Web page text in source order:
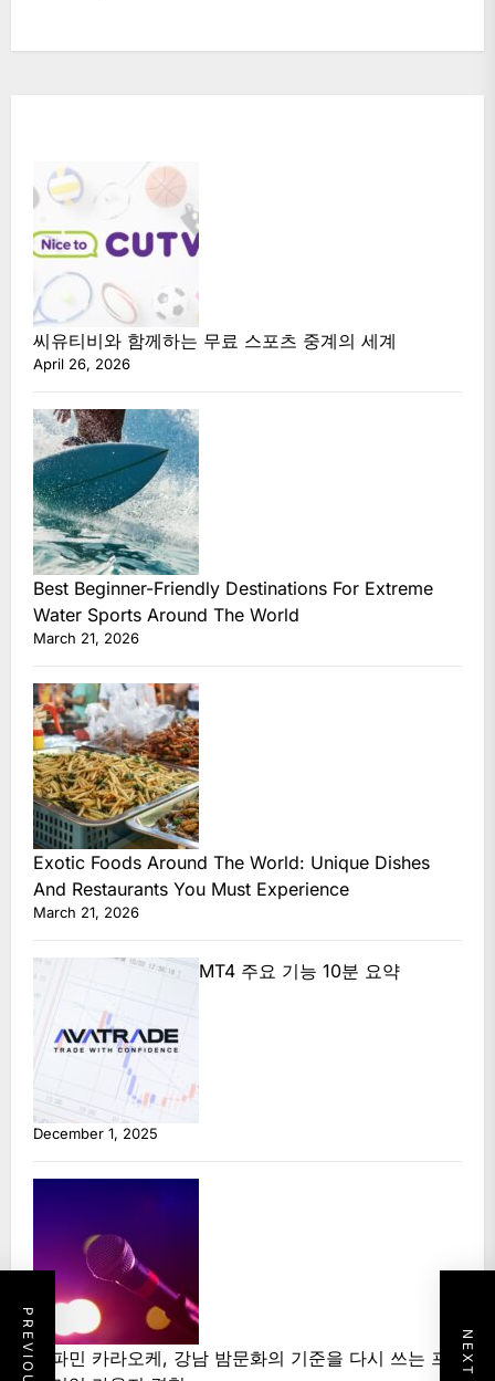
씨유티비와 함께하는 무료 스포츠 중계의 세계
April 26, 2026
Best Beginner-Friendly Destinations For Extreme
Water Sports Around The World
March 21, 2026
Exotic Foods Around The World: Unique Dishes
And Restaurants You Must Experience
March 21, 2026
MT4 주요 기능 10분 요약
December 1, 2025
도파민 카라오케, 강남 밤문화의 기준을 다시 쓰는 프